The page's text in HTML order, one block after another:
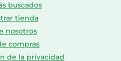
buscados
tienda
nosotros
compras
de la privacidad